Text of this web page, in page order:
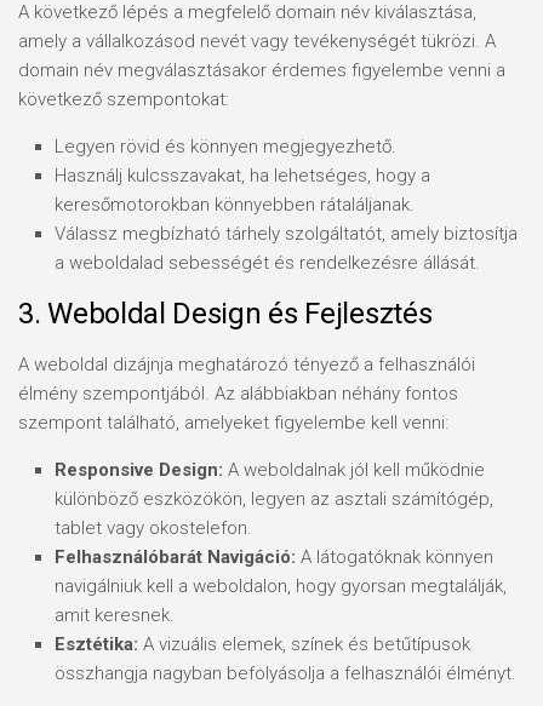
A következő lépés a megfelelő domain név kiválasztása,
amely a vállalkozásod nevét vagy tevékenységét tükrözi. A
domain név megválasztásakor érdemes figyelembe venni a
következő szempontokat:
Legyen rövid és könnyen megjegyezhető.
Használj kulcsszavakat, ha lehetséges, hogy a
keresőmotorokban könnyebben rátaláljanak.
Válassz megbízható tárhely szolgáltatót, amely biztosítja
a weboldalad sebességét és rendelkezésre állását.
3. Weboldal Design és Fejlesztés
A weboldal dizájnja meghatározó tényező a felhasználói
élmény szempontjából. Az alábbiakban néhány fontos
szempont található, amelyeket figyelembe kell venni:
Responsive Design: A weboldalnak jól kell működnie
különböző eszközökön, legyen az asztali számítógép,
tablet vagy okostelefon.
Felhasználóbarát Navigáció: A látogatóknak könnyen
navigálniuk kell a weboldalon, hogy gyorsan megtalálják,
amit keresnek.
Esztétika: A vizuális elemek, színek és betűtípusok
összhangja nagyban befolyásolja a felhasználói élményt.